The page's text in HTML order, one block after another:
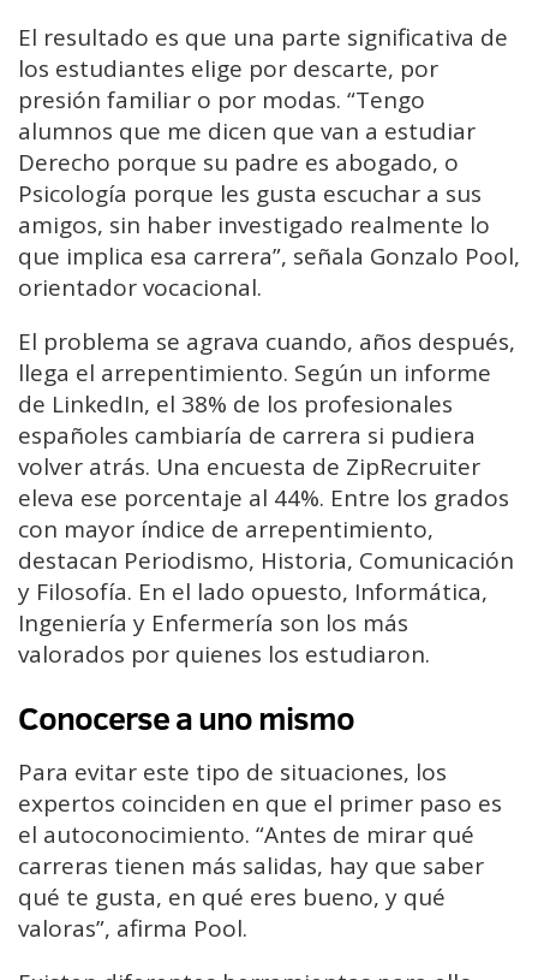
El resultado es que una parte significativa de
los estudiantes elige por descarte, por
presión familiar o por modas. “Tengo
alumnos que me dicen que van a estudiar
Derecho porque su padre es abogado, o
Psicología porque les gusta escuchar a sus
amigos, sin haber investigado realmente lo
que implica esa carrera”, señala Gonzalo Pool,
orientador vocacional.
El problema se agrava cuando, años después,
llega el arrepentimiento. Según un informe
de LinkedIn, el 38% de los profesionales
españoles cambiaría de carrera si pudiera
volver atrás. Una encuesta de ZipRecruiter
eleva ese porcentaje al 44%. Entre los grados
con mayor índice de arrepentimiento,
destacan Periodismo, Historia, Comunicación
y Filosofía. En el lado opuesto, Informática,
Ingeniería y Enfermería son los más
valorados por quienes los estudiaron.
Conocerse a uno mismo
Para evitar este tipo de situaciones, los
expertos coinciden en que el primer paso es
el autoconocimiento. “Antes de mirar qué
carreras tienen más salidas, hay que saber
qué te gusta, en qué eres bueno, y qué
valoras”, afirma Pool.